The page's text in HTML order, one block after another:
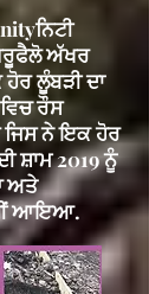
ਅੱਖਰ
ਲੂੰਬੜੀ ਦਾ
ਰੌਸ
ਜਿਸ ਨੇ ਇਕ ਹੋਰ
ਸ਼ਾਮ 2019 ਨੂੰ
ਅਤੇ
ਆਇਆ.